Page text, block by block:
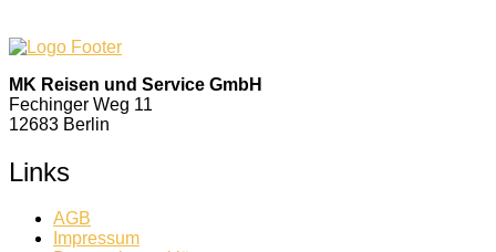
MK Reisen und Service GmbH
Fechinger Weg 11
12683 Berlin
Links
AGB
Impressum